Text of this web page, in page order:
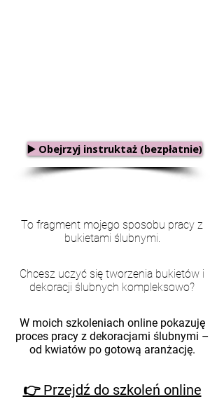
▶️ Obejrzyj instruktaż (bezpłatnie)
To fragment mojego sposobu pracy z
bukietami ślubnymi.
Chcesz uczyć się tworzenia bukietów i
dekoracji ślubnych kompleksowo?
W moich szkoleniach online pokazuję
proces pracy z dekoracjami ślubnymi –
od kwiatów po gotową aranżację.
👉 Przejdź do szkoleń online